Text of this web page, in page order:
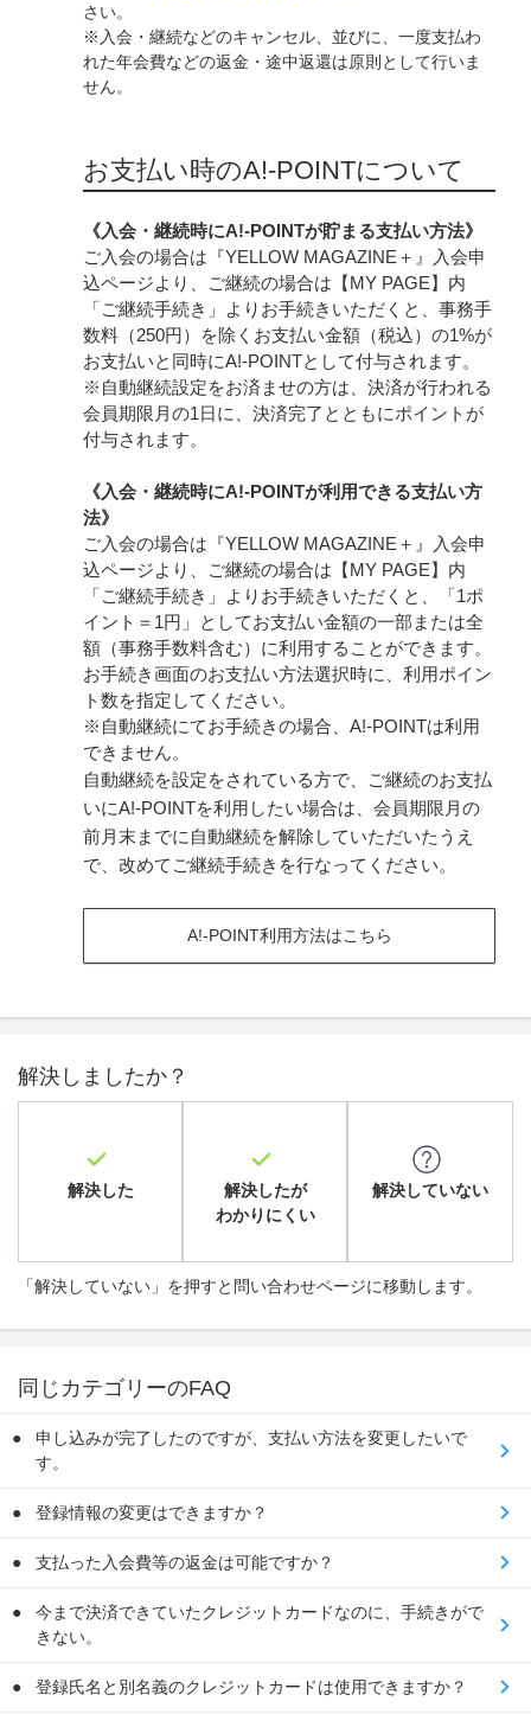
さい。
※入会・継続などのキャンセル、並びに、一度支払わ
れた年会費などの返金・途中返還は原則として行いま
せん。
お支払い時のA!-POINTについて
《入会・継続時にA!-POINTが貯まる支払い方法》
ご入会の場合は『YELLOW MAGAZINE＋』
入会申
込ページより、ご継続の場合は【 MY PAGE 】内
「ご継続手続き」よりお手続きいただくと、事務手
数料（250円）を除くお支払い金額（税込）の1%が
お支払いと同時にA!-POINTとして付与されます。
※自動継続設定をお済ませの方は、決済が行われる
会員期限月の1日に、決済完了とともにポイントが
付与されます。
《入会・継続時にA!-POINTが利用できる支払い方
法》
ご入会の場合は『YELLOW MAGAZINE＋』
入会申
込ページより、ご継続の場合は【 MY PAGE 】内
「ご継続手続き」よりお手続きいただくと、「1ポ
イント＝1円」としてお支払い金額の一部または全
額（事務手数料含む）に利用することができます。
お手続き画面のお支払い方法選択時に、利用ポイン
ト数を指定してください。
※自動継続にてお手続きの場合、A!-POINTは利用
できません。
自動継続を設定をされている方で、ご継続のお支払
いにA!-POINTを利用したい場合は、会員期限月の
前月末までに自動継続を解除していただいたうえ
で、改めてご継続手続きを行なってください。
A!-POINT利用方法はこちら
解決しましたか？
解決した
解決したが
わかりにくい
解決していない
「解決していない」を押すと問い合わせページに移動します。
同じカテゴリーのFAQ
申し込みが完了したのですが、支払い方法を変更したいで
す。
登録情報の変更はできますか？
支払った入会費等の返金は可能ですか？
今まで決済できていたクレジットカードなのに、手続きがで
きない。
登録氏名と別名義のクレジットカードは使用できますか？